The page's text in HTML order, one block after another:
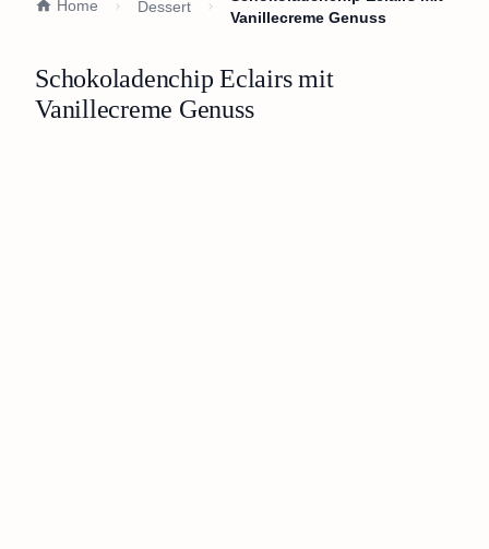
Home Dessert
Vanillecreme Genuss
Schokoladenchip Eclairs mit
Vanillecreme Genuss